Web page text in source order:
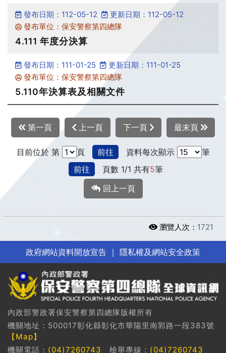
發布日期：112-05-12
更新日期：112-05-12
發布單位：保安警察第四總隊
4.111 年度分決算
發布日期：111-01-25
更新日期：111-01-25
發布單位：保安警察第四總隊
5.110年決算表及相關文件
第一頁 上一頁 下一頁 最末頁
目前位於 第 頁 前往 資料每次顯示
筆
前往
頁數 1/1 共有5筆
回上一頁
瀏覽人次： 1721
政府網站資料開放宣告 ｜ 隱私權及網站安全政策
內政部警政署保安警察第四總隊版權所有
機關地址：500017彰化縣彰化市華陽里南郭路一段383號
【Map】
機關電話： (04)7260743 檢舉專線： (04)7260743